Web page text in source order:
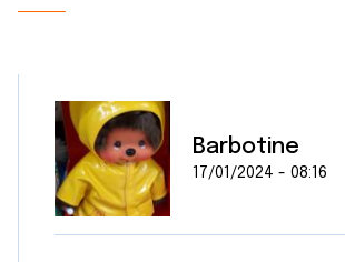
Barbotine
17/01/2024 - 08:16